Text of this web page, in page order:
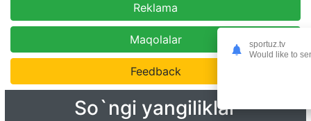
Reklama
Maqolalar
Feedback
So`ngi yangiliklar
sportuz.tv
Would like to